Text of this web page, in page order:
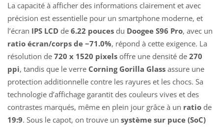
La capacité à afficher des informations clairement et avec
précision est essentielle pour un smartphone moderne, et
l’écran IPS LCD de 6.22 pouces du Doogee S96 Pro, avec un
ratio écran/corps de ~71.0%, répond à cette exigence. La
résolution de 720 x 1520 pixels offre une densité de 270
ppi, tandis que le verre Corning Gorilla Glass assure une
protection additionnelle contre les rayures et les chocs. Sa
technologie d’affichage garantit des couleurs vives et des
contrastes marqués, même en plein jour grâce à un ratio de
19:9. Sous le capot, on trouve un système sur puce (SoC)